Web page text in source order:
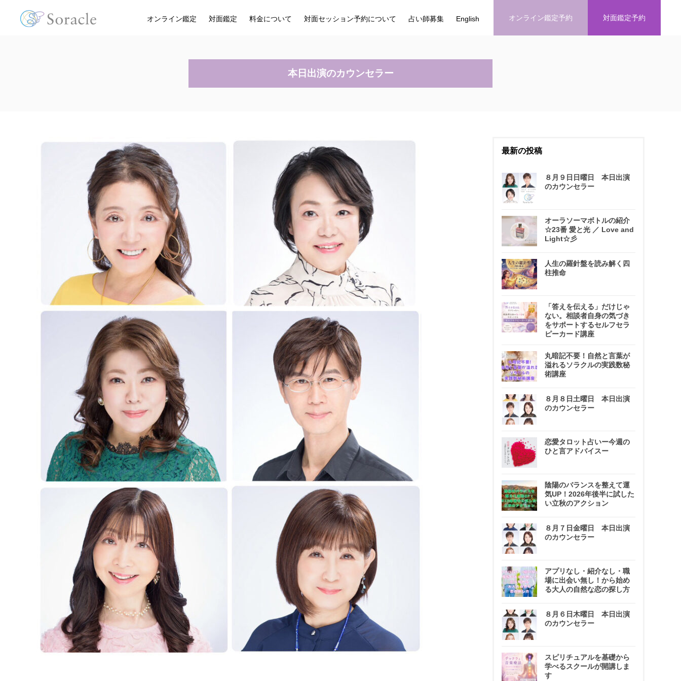
オンライン鑑定 対面鑑定 料金について 対面セッション予約について 占い師募集 English オンライン鑑定予約 対面鑑定予約
本日出演のカウンセラー
最新の投稿
８月９日日曜日 本日出演
のカウンセラー
オーラソーマボトルの紹介
☆23番 愛と光 ／ Love and
Light☆彡
人生の羅針盤を読み解く四
柱推命
「答えを伝える」だけじゃ
ない。相談者自身の気づき
をサポートするセルフセラ
ピーカード講座
丸暗記不要！自然と言葉が
溢れるソラクルの実践数秘
術講座
８月８日土曜日 本日出演
のカウンセラー
恋愛タロット占いー今週の
ひと言アドバイスー
陰陽のバランスを整えて運
気UP！2026年後半に試した
い立秋のアクション
８月７日金曜日 本日出演
のカウンセラー
アプリなし・紹介なし・職
場に出会い無し！から始め
る大人の自然な恋の探し方
８月６日木曜日 本日出演
のカウンセラー
スピリチュアルを基礎から
学べるスクールが開講しま
す